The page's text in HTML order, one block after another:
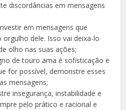
discordâncias em mensagens
em mensagens que
dele. Isso vai deixa-lo
olho nas suas ações;
de touro ama é sofisticação e
for possível, demonstre esses
mensagens;
insegurança, instabilidade e
pelo prático e racional e